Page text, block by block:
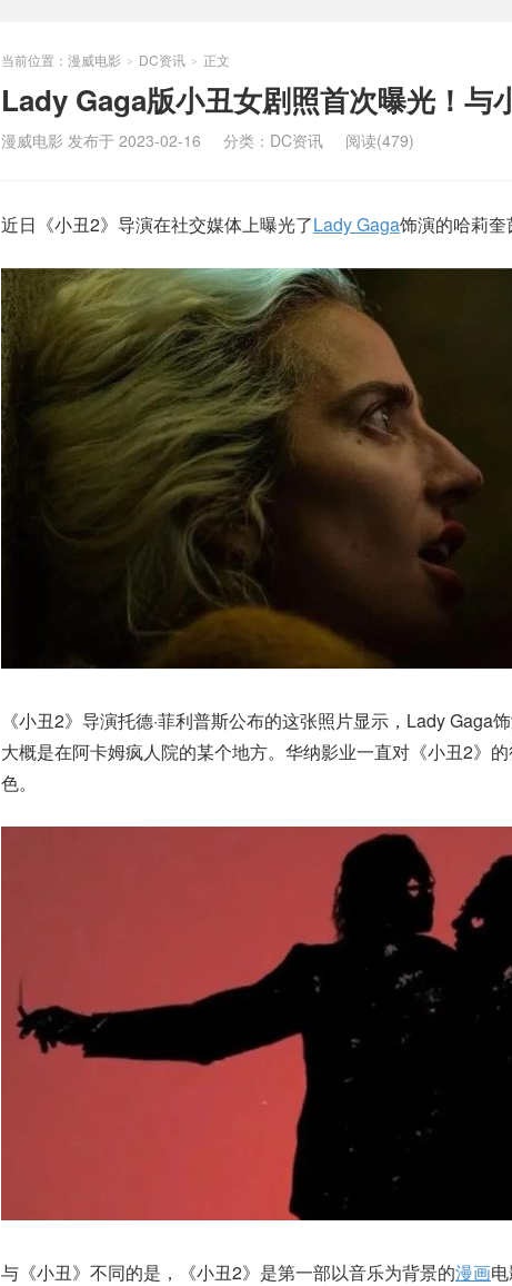
当前位置： 漫威电影 > DC资讯 > 正文
Lady Gaga版小丑女剧照首次曝光！与
漫威电影 发布于 2023-02-16 分类： DC资讯 阅读(479)
近日《小丑2》导演在社交媒体上曝光了Lady Gaga饰演的哈莉奎
《小丑2》导演托德·菲利普斯公布的这张照片显示，Lady Gaga
大概是在阿卡姆疯人院的某个地方。华纳影业一直对《小丑2》
色。
与《小丑》不同的是，《小丑2》是第一部以音乐为背景的漫画